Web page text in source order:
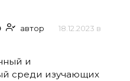
автор
18.12.2023 в
и
среди изучающих